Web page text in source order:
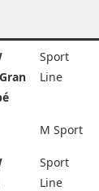
Sport
Line
M Sport
Sport
Line